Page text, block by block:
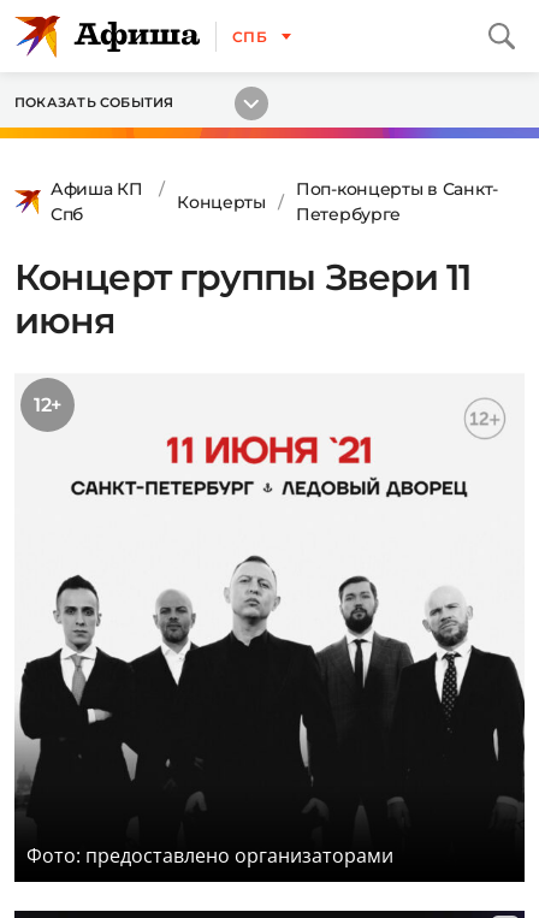
СПБ
ПОКАЗАТЬ СОБЫТИЯ
Афиша КП
Спб
Концерты
Поп-концерты в Санкт-
Петербурге
Концерт группы Звери 11
июня
12+
Фото: предоставлено организаторами